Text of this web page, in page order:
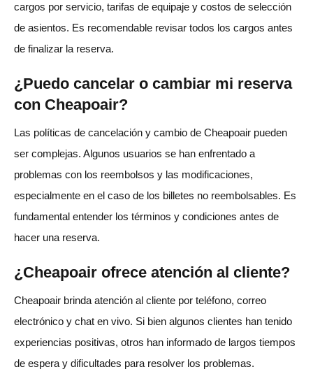
cargos por servicio, tarifas de equipaje y costos de selección
de asientos. Es recomendable revisar todos los cargos antes
de finalizar la reserva.
¿Puedo cancelar o cambiar mi reserva
con Cheapoair?
Las políticas de cancelación y cambio de Cheapoair pueden
ser complejas. Algunos usuarios se han enfrentado a
problemas con los reembolsos y las modificaciones,
especialmente en el caso de los billetes no reembolsables. Es
fundamental entender los términos y condiciones antes de
hacer una reserva.
¿Cheapoair ofrece atención al cliente?
Cheapoair brinda atención al cliente por teléfono, correo
electrónico y chat en vivo. Si bien algunos clientes han tenido
experiencias positivas, otros han informado de largos tiempos
de espera y dificultades para resolver los problemas.